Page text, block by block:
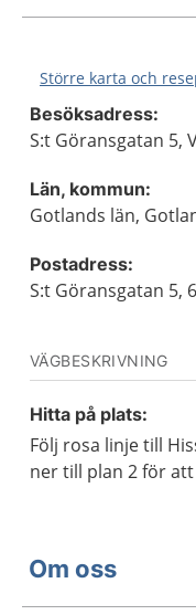
Större karta och
Besöksadress:
S:t Göransgatan 5,
Län, kommun:
Gotlands län,
Postadress:
S:t Göransgatan 5,
VÄGBESKRIVNING
Hitta på plats:
Följ rosa linje till
ner till plan 2 för
Om oss